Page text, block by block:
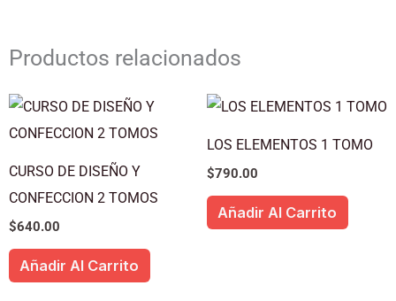
Productos relacionados
CURSO DE DISEÑO Y
CONFECCION 2 TOMOS
$640.00
Añadir Al Carrito
LOS ELEMENTOS 1 TOMO
$790.00
Añadir Al Carrito